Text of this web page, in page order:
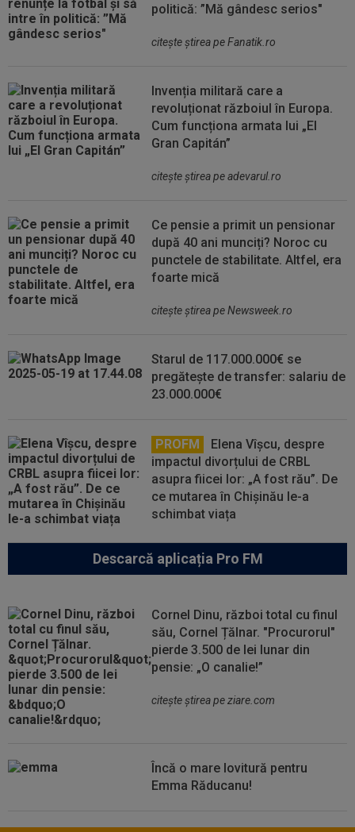
politică: ”Mă gândesc serios"
citeşte ştirea pe Fanatik.ro
Invenția militară care a
revoluționat războiul în Europa.
Cum funcționa armata lui „El
Gran Capitán”
citeşte ştirea pe adevarul.ro
Ce pensie a primit un pensionar
după 40 ani munciți? Noroc cu
punctele de stabilitate. Altfel, era
foarte mică
citeşte ştirea pe Newsweek.ro
Starul de 117.000.000€ se
pregătește de transfer: salariu de
23.000.000€
PROFM
Elena Vîșcu, despre
impactul divorțului de CRBL
asupra fiicei lor: „A fost rău”. De
ce mutarea în Chișinău le-a
schimbat viața
Descarcă aplicația Pro FM
Cornel Dinu, război total cu finul
său, Cornel Țălnar. "Procurorul"
pierde 3.500 de lei lunar din
pensie: „O canalie!”
citeşte ştirea pe ziare.com
Încă o mare lovitură pentru
Emma Răducanu!